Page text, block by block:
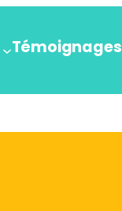
Témoignages